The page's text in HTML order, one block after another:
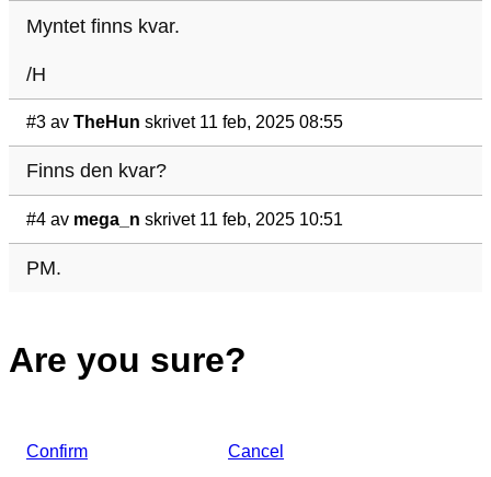
Myntet finns kvar.
/H
#3 av TheHun skrivet 11 feb, 2025 08:55
Finns den kvar?
#4 av mega_n skrivet 11 feb, 2025 10:51
PM.
Are you sure?
Confirm Cancel